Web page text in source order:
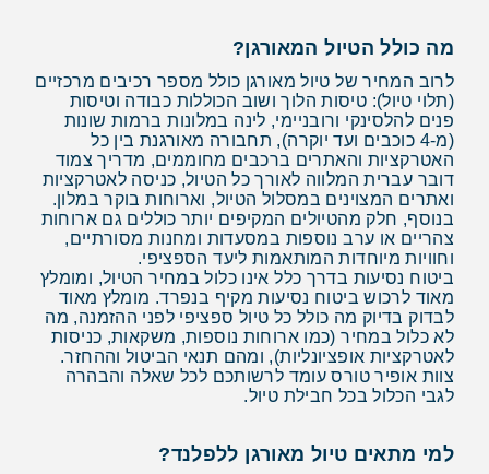
מה כולל הטיול המאורגן?
לרוב המחיר של טיול מאורגן כולל מספר רכיבים מרכזיים
(תלוי טיול): טיסות הלוך ושוב הכוללות כבודה וטיסות
פנים להלסינקי ורובניימי, לינה במלונות ברמות שונות
(מ-4 כוכבים ועד יוקרה), תחבורה מאורגנת בין כל
האטרקציות והאתרים ברכבים מחוממים, מדריך צמוד
דובר עברית המלווה לאורך כל הטיול, כניסה לאטרקציות
ואתרים המצוינים במסלול הטיול, וארוחות בוקר במלון.
בנוסף, חלק מהטיולים המקיפים יותר כוללים גם ארוחות
צהריים או ערב נוספות במסעדות ומחנות מסורתיים,
וחוויות מיוחדות המותאמות ליעד הספציפי.
ביטוח נסיעות בדרך כלל אינו כלול במחיר הטיול, ומומלץ
מאוד לרכוש ביטוח נסיעות מקיף בנפרד. מומלץ מאוד
לבדוק בדיוק מה כולל כל טיול ספציפי לפני ההזמנה, מה
לא כלול במחיר (כמו ארוחות נוספות, משקאות, כניסות
לאטרקציות אופציונליות), ומהם תנאי הביטול וההחזר.
צוות אופיר טורס עומד לרשותכם לכל שאלה והבהרה
לגבי הכלול בכל חבילת טיול.
למי מתאים טיול מאורגן ללפלנד?